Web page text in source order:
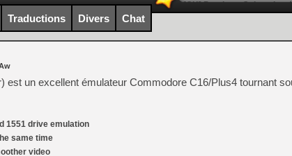
[GK] Pourquoi Marvel
[GK] Test : Restory : Chill
[GK] GTA 6 : Rockstar
[GK] Hot Wheels Infinite
[GK] Mémoire cash -
[GK] Résultats Nintendo :
[GK] Déjà des
[Mo5] Brickboy cherche à
[GK] Minecraft et ses «
[GK] Beast of
[GK] Ubisoft : fin de partie
Traductions Divers Chat
est un excellent émulateur Commodore C16/Plus4 tournant
1551 drive emulation
same time
video